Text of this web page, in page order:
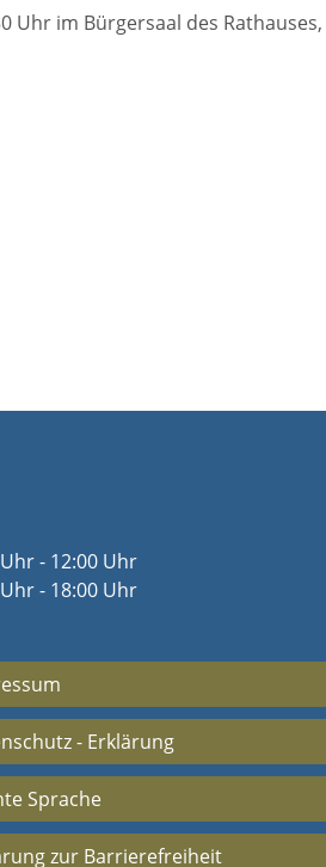
im Bürgersaal des
- 12:00 Uhr
- 18:00 Uhr
- Erklärung
Sprache
zur Barrierefreiheit